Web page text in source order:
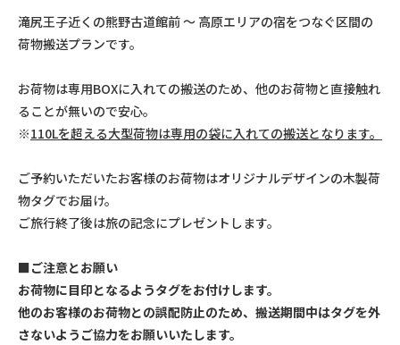
滝尻王子近くの熊野古道館前 ～ 高原エリアの宿をつなぐ区間の
荷物搬送プランです。
お荷物は専用BOXに入れての搬送のため、他のお荷物と直接触れ
ることが無いので安心。
※110Lを超える大型荷物は専用の袋に入れての搬送となります。
ご予約いただいたお客様のお荷物はオリジナルデザインの木製荷
物タグでお届け。
ご旅行終了後は旅の記念にプレゼントします。
■ご注意とお願い
お荷物に目印となるようタグをお付けします。
他のお客様のお荷物との誤配防止のため、搬送期間中はタグを外
さないようご協力をお願いいたします。